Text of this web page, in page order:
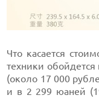
Что касается
техники
(около 17 000
и в 2 299 юаней